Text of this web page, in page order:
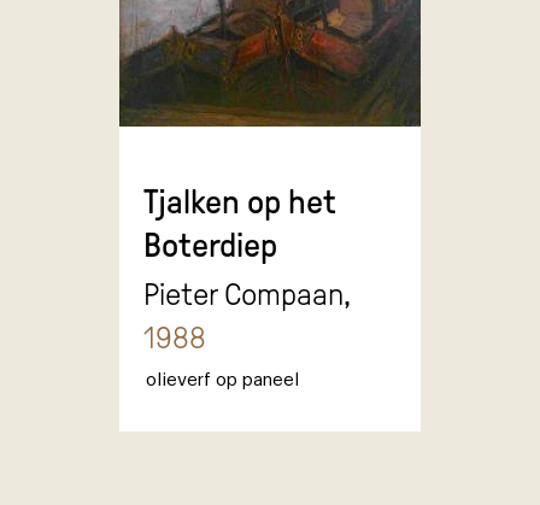
Tjalken op het
Boterdiep
Pieter Compaan,
1988
olieverf op paneel